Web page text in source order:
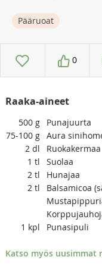
Pääruoat
0
Raaka-aineet
500 g
Punajuurta
75-100 g Aura
2 dl
Ruokakermaa
1 tl
Suolaa
2 tl
Hunajaa
2 tl
Balsamicoa
1 kpl Punasipuli
Katso myös